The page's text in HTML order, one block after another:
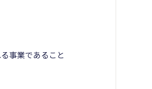
事業であること